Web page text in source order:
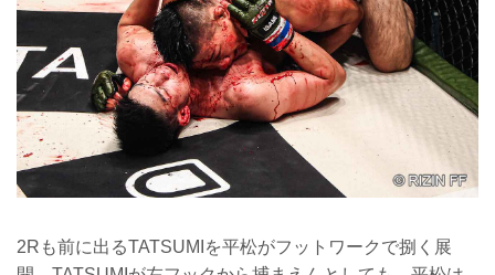
2Rも前に出るTATSUMIを平松がフットワークで捌く展